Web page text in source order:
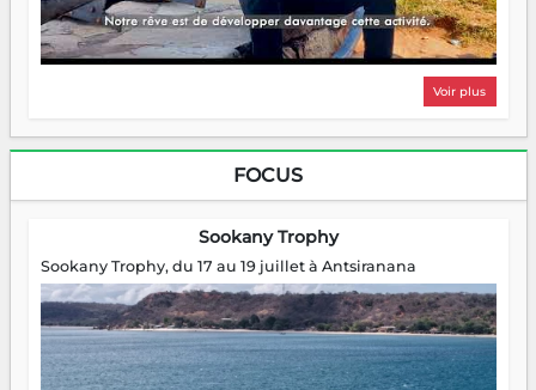
Voir plus
FOCUS
Sookany Trophy
Sookany Trophy, du 17 au 19 juillet à Antsiranana